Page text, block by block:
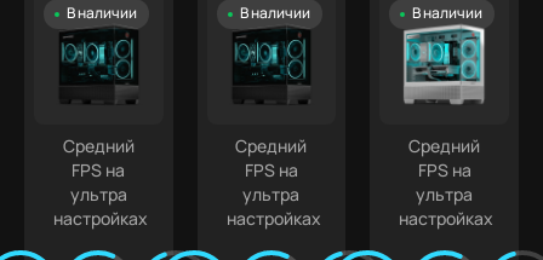
В наличии
Средний
FPS на
ультра
настройках
В наличии
Средний
FPS на
ультра
настройках
В наличии
Средний
FPS на
ультра
настройках